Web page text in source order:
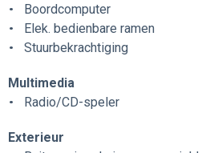
Boordcomputer
Elek. bedienbare ramen
Stuurbekrachtiging
Multimedia
Radio/CD-speler
Exterieur